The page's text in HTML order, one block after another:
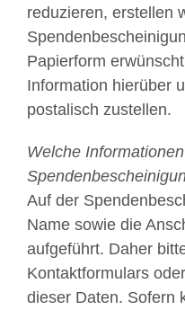
reduzieren, erstellen
Papierform
Information hierüber
postalisch zustellen.
Welche
Auf der
Name sowie die
aufgeführt. Daher
Kontaktformulars
dieser Daten. Sofern